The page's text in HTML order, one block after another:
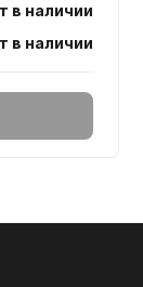
в наличии
в наличии